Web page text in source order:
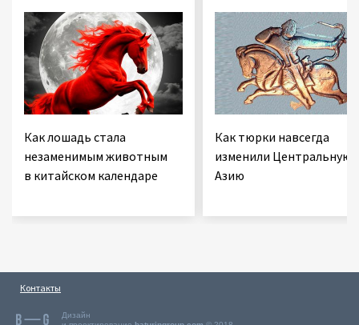
Как лошадь стала
незаменимым животным
в китайском календаре
Как тюрки навсегда
изменили Центральную
Азию
Контакты
Дизайн